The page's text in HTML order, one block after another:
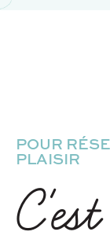
POUR
PLAISIR